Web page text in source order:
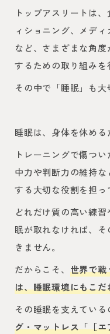
トップアスリートは
ィショニング、メデ
など、さまざまな角
するための取り組みを
その中で「睡眠」も大
睡眠は、身体を休める
トレーニングで傷つ
中力や判断力の維持
する大切な役割を担っ
どれだけ質の高い練
眠が取れなければ、
きません。
だからこそ、 世界で戦
は、睡眠環境にもこ
その睡眠を支えている
グ・マットレス「［